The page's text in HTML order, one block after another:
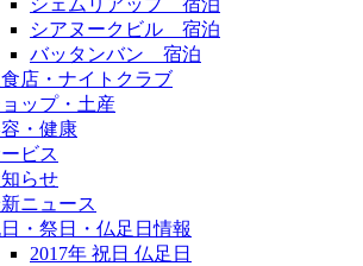
シアヌークビル 宿泊
バッタンバン 宿泊
店・ナイトクラブ
ップ・土産
・健康
ビス
らせ
ニュース
・祭日・仏足日情報
2017年 祝日 仏足日